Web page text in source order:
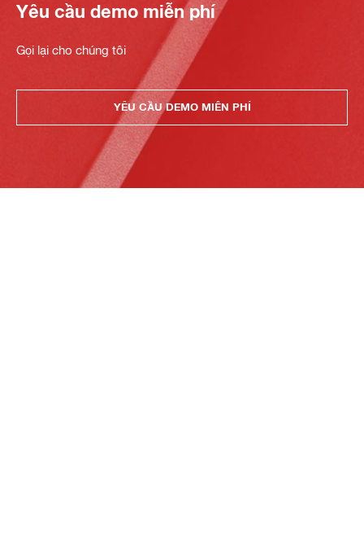
Yêu cầu demo miễn phí
Gọi lại cho chúng tôi
YÊU CẦU DEMO MIỄN PHÍ